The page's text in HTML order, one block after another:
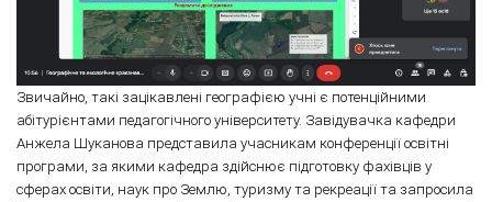
Звичайно, такі зацікавлені географією учні є потенційними
абітурієнтами педагогічного університету. Завідувачка кафедри
Анжела Шуканова представила учасникам конференції освітні
програми, за якими кафедра здійснює підготовку фахівців у
сферах освіти, наук про Землю, туризму та рекреації та запросила